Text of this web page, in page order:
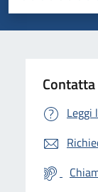
Valuta
Valuta 2
Valuta 1 stelle
Leggi